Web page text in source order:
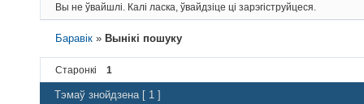
Вы не ўвайшлі. Калі ласка, ўвайдзіце ці зарэгіструйцеся.
Баравік » Вынікі пошуку
Старонкі 1
Тэмаў знойдзена [ 1 ]